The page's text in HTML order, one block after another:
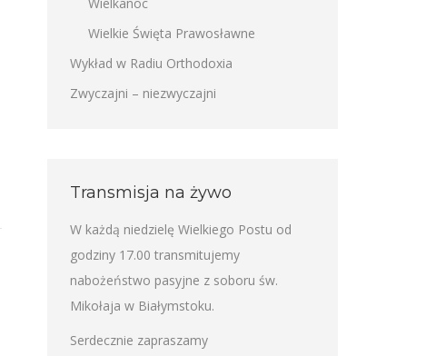
Wielkie Święta Prawosławne
Wykład w Radiu Orthodoxia
Zwyczajni – niezwyczajni
Transmisja na żywo
W każdą niedzielę Wielkiego Postu od
godziny 17.00 transmitujemy
nabożeństwo pasyjne z soboru św.
Mikołaja w Białymstoku.
Serdecznie zapraszamy